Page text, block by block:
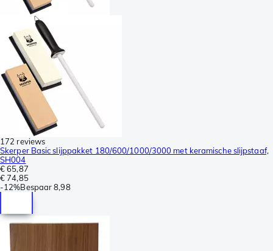
172 reviews
Skerper Basic slijppakket 180/600/1000/3000 met keramische slijpstaaf,
SH004
€ 65,87
€ 74,85
-12%Bespaar 8,98